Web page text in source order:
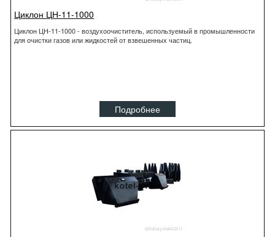
Циклон ЦН-11-1000
Циклон ЦН-11-1000 - воздухоочиститель, используемый в промышленности
для очистки газов или жидкостей от взвешенных частиц.
Подробнее